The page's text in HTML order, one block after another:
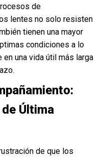
de
lentes no solo resisten
tienen una mayor
condiciones a lo
una vida útil más larga
Última
de que los